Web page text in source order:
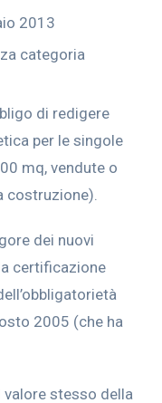
2013
categoria
di redigere
per le singole
mq, vendute o
costruzione).
dei nuovi
certificazione
2005 (che ha
valore stesso della